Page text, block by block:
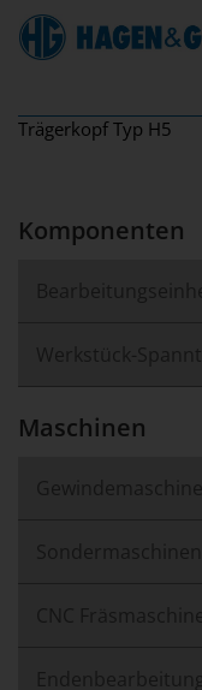
Trägerkopf Typ H5
Komponenten
Maschinen